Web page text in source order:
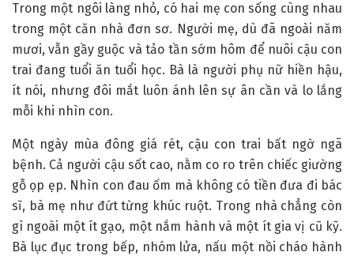
Trong một ngôi làng nhỏ, có hai mẹ con sống cùng nhau
trong một căn nhà đơn sơ. Người mẹ, dù đã ngoài năm
mươi, vẫn gầy guộc và tảo tần sớm hôm để nuôi cậu con
trai đang tuổi ăn tuổi học. Bà là người phụ nữ hiền hậu,
ít nói, nhưng đôi mắt luôn ánh lên sự ân cần và lo lắng
mỗi khi nhìn con.
Một ngày mùa đông giá rét, cậu con trai bất ngờ ngã
bệnh. Cả người cậu sốt cao, nằm co ro trên chiếc giường
gỗ ọp ẹp. Nhìn con đau ốm mà không có tiền đưa đi bác
sĩ, bà mẹ như đứt từng khúc ruột. Trong nhà chẳng còn
gì ngoài một ít gạo, một nắm hành và một ít gia vị cũ kỹ.
Bà lục đục trong bếp, nhóm lửa, nấu một nồi cháo hành